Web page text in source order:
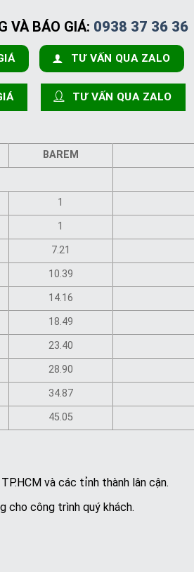
VÀ BÁO GIÁ: 0938 37 36 36
TƯ VẤN QUA ZALO
TƯ VẤN QUA ZALO
BAREM
1
1
7.21
10.39
14.16
18.49
23.40
28.90
34.87
45.05
và các tỉnh thành lân cận.
cho công trình quý khách.